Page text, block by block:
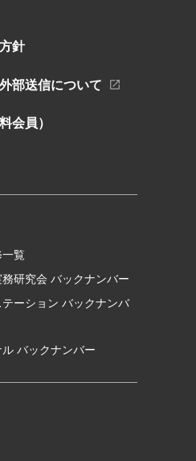
針
部送信について
会員）
一覧
研究会 バックナンバー
ーション バックナンバ
バックナンバー